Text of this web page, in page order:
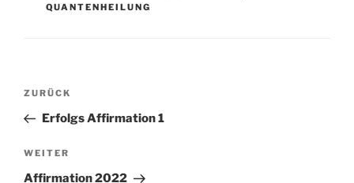
QUANTENHEILUNG
Beitragsnavigation
Vorheriger
Beitrag
ZURÜCK
Erfolgs Affirmation 1
Nächster
Beitrag
WEITER
Affirmation 2022